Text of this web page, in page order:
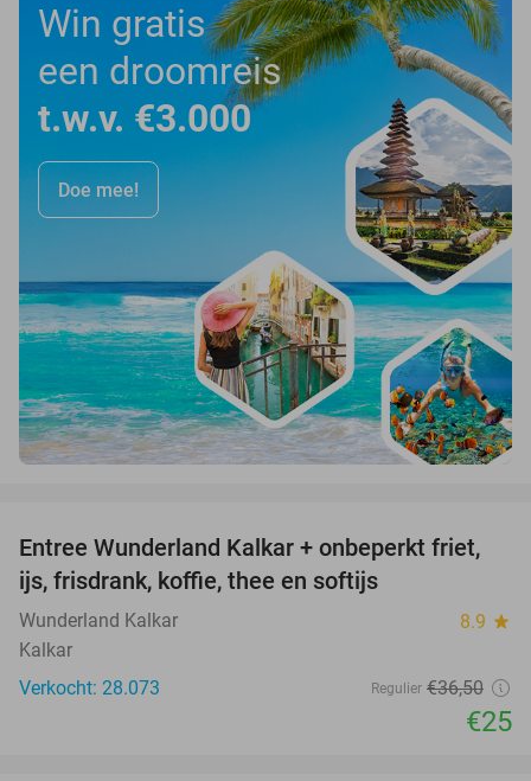
Win gratis
een droomreis
t.w.v. €3.000
Doe mee!
32%
Entree Wunderland Kalkar + onbeperkt friet,
ijs, frisdrank, koffie, thee en softijs
Wunderland Kalkar 8.9 star
Kalkar
Verkocht: 28.073
Regulier €36,50
€25